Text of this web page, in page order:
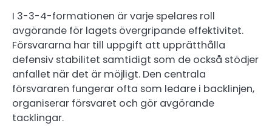
I 3-3-4-formationen är varje spelares roll
avgörande för lagets övergripande effektivitet.
Försvararna har till uppgift att upprätthålla
defensiv stabilitet samtidigt som de också stödjer
anfallet när det är möjligt. Den centrala
försvararen fungerar ofta som ledare i backlinjen,
organiserar försvaret och gör avgörande
tacklingar.